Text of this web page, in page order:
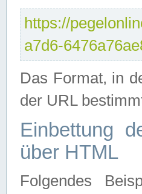
https://
a7d6-
Das Format, in
der URL
Einbettung
über HTML
Folgendes